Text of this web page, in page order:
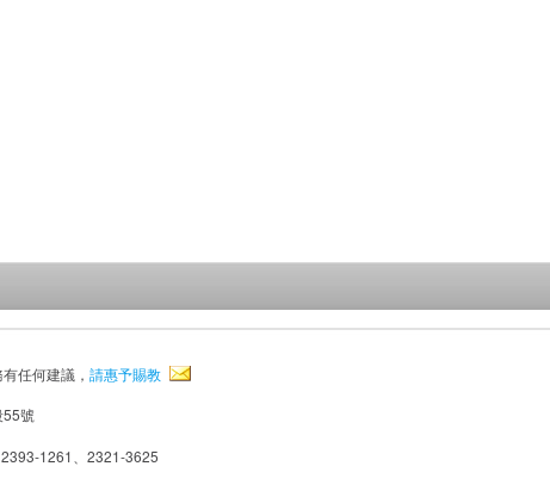
任何建議， 請惠予賜教
號
1261、2321-3625